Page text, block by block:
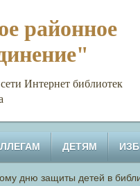
районное
Интернет библиотек
ДЕТЯМ
дню защиты детей в